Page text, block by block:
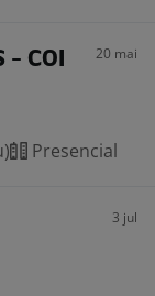
- COI 20 mai
Presencial
3 jul